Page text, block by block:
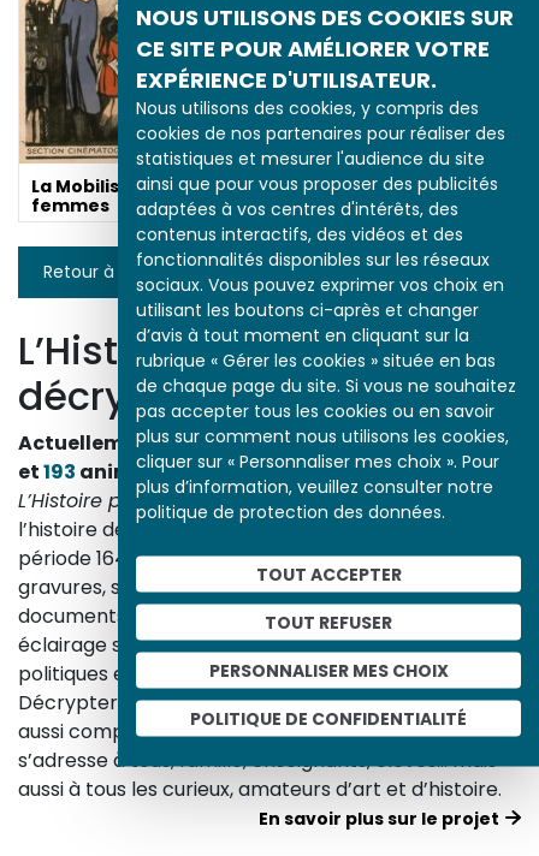
NOUS UTILISONS DES COOKIES SUR
CE SITE POUR AMÉLIORER VOTRE
EXPÉRIENCE D'UTILISATEUR.
Nous utilisons des cookies, y compris des
cookies de nos partenaires pour réaliser des
statistiques et mesurer l'audience du site
ainsi que pour vous proposer des publicités
adaptées à vos centres d'intérêts, des
contenus interactifs, des vidéos et des
fonctionnalités disponibles sur les réseaux
sociaux. Vous pouvez exprimer vos choix en
utilisant les boutons ci-après et changer
d’avis à tout moment en cliquant sur la
rubrique « Gérer les cookies » située en bas
de chaque page du site. Si vous ne souhaitez
pas accepter tous les cookies ou en savoir
plus sur comment nous utilisons les cookies,
cliquer sur « Personnaliser mes choix ». Pour
plus d’information, veuillez consulter notre
politique de protection des données.
TOUT ACCEPTER
TOUT REFUSER
PERSONNALISER MES CHOIX
POLITIQUE DE CONFIDENTIALITÉ
La Mobilisation des
femmes
Retour à la liste
L’Histoire par l’image
décrypte l’histoire
Actuellement en ligne3153 œuvres,1748études
et193 animations.
L’Histoire par l’imageexplore les événements de
l’histoire de France et les évolutions majeures de la
période 1643-1945. À travers des peintures, dessins,
gravures, sculptures, photographies, affiches,
documents d’archives, nos études proposent un
éclairage sur les réalités sociales, économiques,
politiques et culturelles d’une époque.
Décrypter les images et les événements d’hier, c’est
aussi comprendre ceux d’aujourd’hui. Un site qui
s’adresse à tous, famille, enseignants, élèves… mais
aussi à tous les curieux, amateurs d’art et d’histoire.
En savoir plus sur le projet